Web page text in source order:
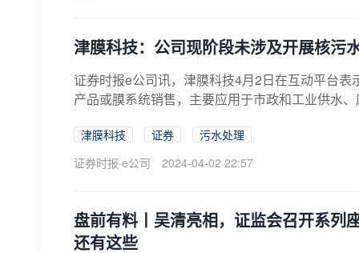
津膜科技：公司现阶段未涉及开展核污
证券时报e公司讯，津膜科技4月2日在互动平台
产品或膜系统销售，主要应用于市政和工业供水
津膜科技 证券
污水处理
证券时报·e公司
2024-04-02 22:57
盘前有料丨吴清亮相，证监会召开系
还有这些